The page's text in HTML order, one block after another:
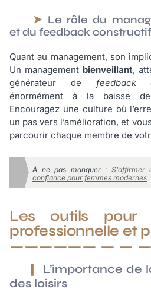
Le rôle du
et du feedback constructif
Quant au management, son
Un management bienveillant,
générateur de feedback
énormément à la baisse
Encouragez une culture où
un pas vers l’amélioration, et
parcourir chaque membre de
À ne pas manquer :
confiance pour femmes modernes
Les outils pour
professionnelle et
L’importance de
des loisirs